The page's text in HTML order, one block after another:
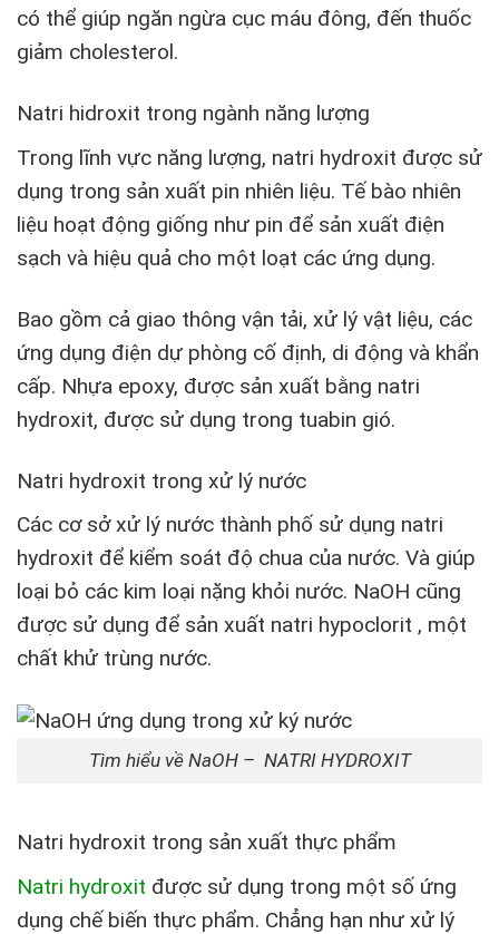
có thể giúp ngăn ngừa cục máu đông, đến thuốc
giảm cholesterol.
Natri hidroxit trong ngành năng lượng
Trong lĩnh vực năng lượng, natri hydroxit được sử
dụng trong sản xuất pin nhiên liệu. Tế bào nhiên
liệu hoạt động giống như pin để sản xuất điện
sạch và hiệu quả cho một loạt các ứng dụng.
Bao gồm cả giao thông vận tải, xử lý vật liệu, các
ứng dụng điện dự phòng cố định, di động và khẩn
cấp. Nhựa epoxy, được sản xuất bằng natri
hydroxit, được sử dụng trong tuabin gió.
Natri hydroxit trong xử lý nước
Các cơ sở xử lý nước thành phố sử dụng natri
hydroxit để kiểm soát độ chua của nước. Và giúp
loại bỏ các kim loại nặng khỏi nước. NaOH cũng
được sử dụng để sản xuất natri hypoclorit , một
chất khử trùng nước.
Tìm hiểu về NaOH – NATRI HYDROXIT
Natri hydroxit trong sản xuất thực phẩm
Natri hydroxit được sử dụng trong một số ứng
dụng chế biến thực phẩm. Chẳng hạn như xử lý